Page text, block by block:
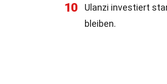
10
Ulanzi investiert
bleiben.